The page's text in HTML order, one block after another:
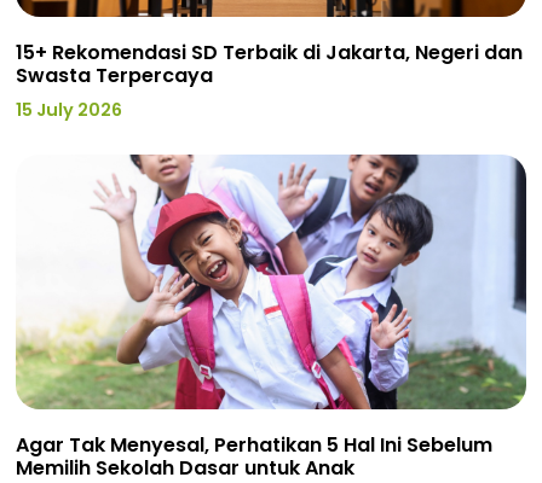
15+ Rekomendasi SD Terbaik di Jakarta, Negeri dan
Swasta Terpercaya
15 July 2026
Agar Tak Menyesal, Perhatikan 5 Hal Ini Sebelum
Memilih Sekolah Dasar untuk Anak